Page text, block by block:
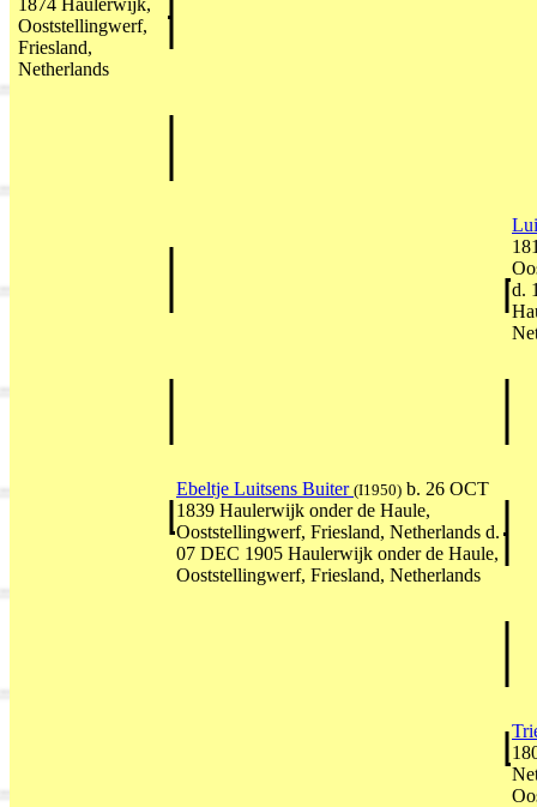
1874 Haulerwijk,
Ooststellingwerf,
Friesland,
Netherlands
d.
Ebeltje Luitsens Buiter (I1950) b. 26 OCT
1839 Haulerwijk onder de Haule,
Ooststellingwerf, Friesland, Netherlands d.
07 DEC 1905 Haulerwijk onder de Haule,
Ooststellingwerf, Friesland, Netherlands